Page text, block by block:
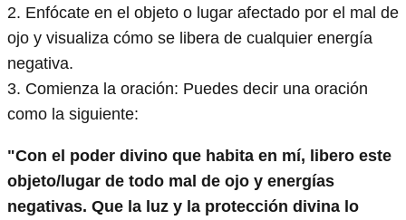
2. Enfócate en el objeto o lugar afectado por el mal de
ojo y visualiza cómo se libera de cualquier energía
negativa.
3. Comienza la oración: Puedes decir una oración
como la siguiente:
"Con el poder divino que habita en mí, libero este
objeto/lugar de todo mal de ojo y energías
negativas. Que la luz y la protección divina lo